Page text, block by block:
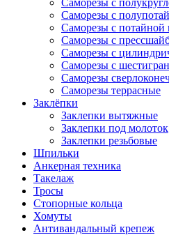
Саморезы с
Саморезы с
Саморезы с потайной
Саморезы с
Саморезы с
Саморезы с
Саморезы
Саморезы террасные
Заклёпки
Заклепки вытяжные
Заклепки под молоток
Заклепки резьбовые
Шпильки
Анкерная техника
Такелаж
Тросы
Стопорные кольца
Хомуты
Антивандальный крепеж